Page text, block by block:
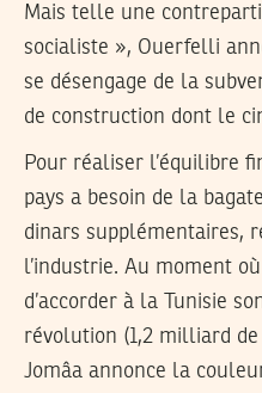
Mais telle une
socialiste », Ouerfelli
se désengage de la
de construction dont le
Pour réaliser l’équilibre
pays a besoin de la
dinars supplémentaires,
l’industrie. Au moment
d’accorder à la Tunisie
révolution (1,2 milliard
Jomâa annonce la